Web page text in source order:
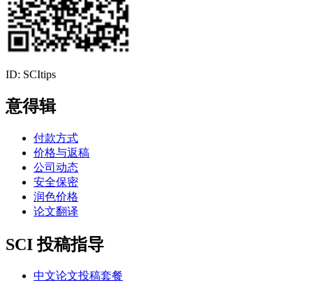
ID: SCItips
意得辑
付款方式
价格与返稿
公司动态
安全保密
润色价格
论文翻译
SCI 投稿指导
中文论文投稿套餐